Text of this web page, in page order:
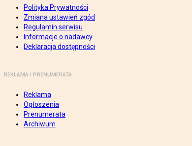
Polityka Prywatności
Zmiana ustawień zgód
Regulamin serwisu
Informacje o nadawcy
Deklaracja dostępności
REKLAMA I PRENUMERATA
Reklama
Ogłoszenia
Prenumerata
Archiwum